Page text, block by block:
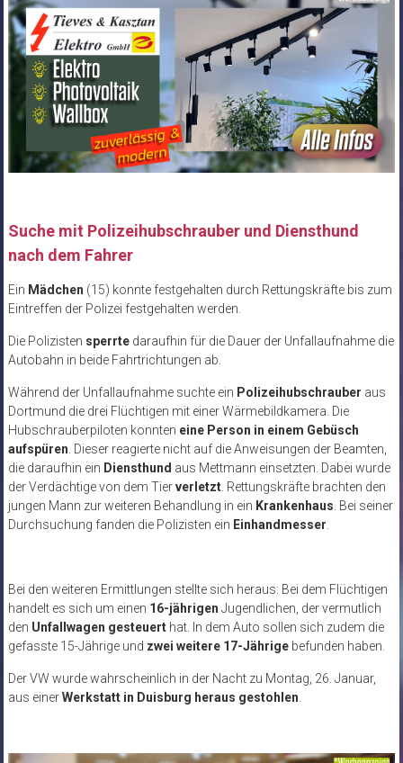
Suche mit Polizeihubschrauber und Diensthund
nach dem Fahrer
Ein Mädchen (15) konnte festgehalten durch Rettungskräfte bis zum
Eintreffen der Polizei festgehalten werden.
Die Polizisten sperrtedaraufhin für die Dauer der Unfallaufnahme die
Autobahn in beide Fahrtrichtungen ab.
Während der Unfallaufnahme suchte ein Polizeihubschrauber aus
Dortmund die drei Flüchtigen mit einer Wärmebildkamera. Die
Hubschrauberpiloten konnten eine Person in einem Gebüsch
aufspüren. Dieser reagierte nicht auf die Anweisungen der Beamten,
die daraufhin ein Diensthund aus Mettmann einsetzten. Dabei wurde
der Verdächtige von dem Tierverletzt. Rettungskräfte brachten den
jungen Mann zur weiteren Behandlung in ein Krankenhaus. Bei seiner
Durchsuchung fanden die Polizisten ein Einhandmesser.
Bei den weiteren Ermittlungen stellte sich heraus: Bei dem Flüchtigen
handelt es sich um einen 16-jährigen Jugendlichen, der vermutlich
den Unfallwagen gesteuerthat. In dem Auto sollen sich zudem die
gefasste 15-Jährige und zwei weitere 17-Jährigebefunden haben.
Der VW wurde wahrscheinlich in der Nacht zu Montag, 26. Januar,
aus einerWerkstatt in Duisburg heraus gestohlen.